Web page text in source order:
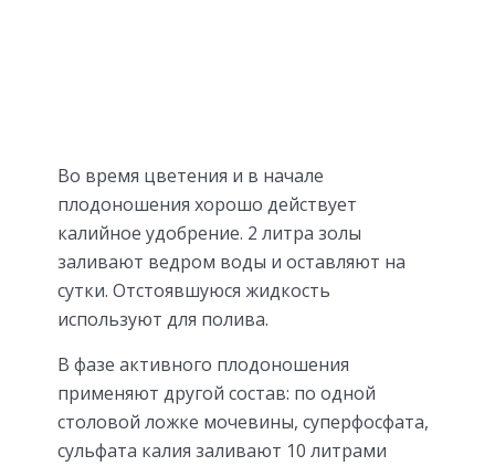
Во время цветения и в начале
плодоношения хорошо действует
калийное удобрение. 2 литра золы
заливают ведром воды и оставляют на
сутки. Отстоявшуюся жидкость
используют для полива.
В фазе активного плодоношения
применяют другой состав: по одной
столовой ложке мочевины, суперфосфата,
сульфата калия заливают 10 литрами